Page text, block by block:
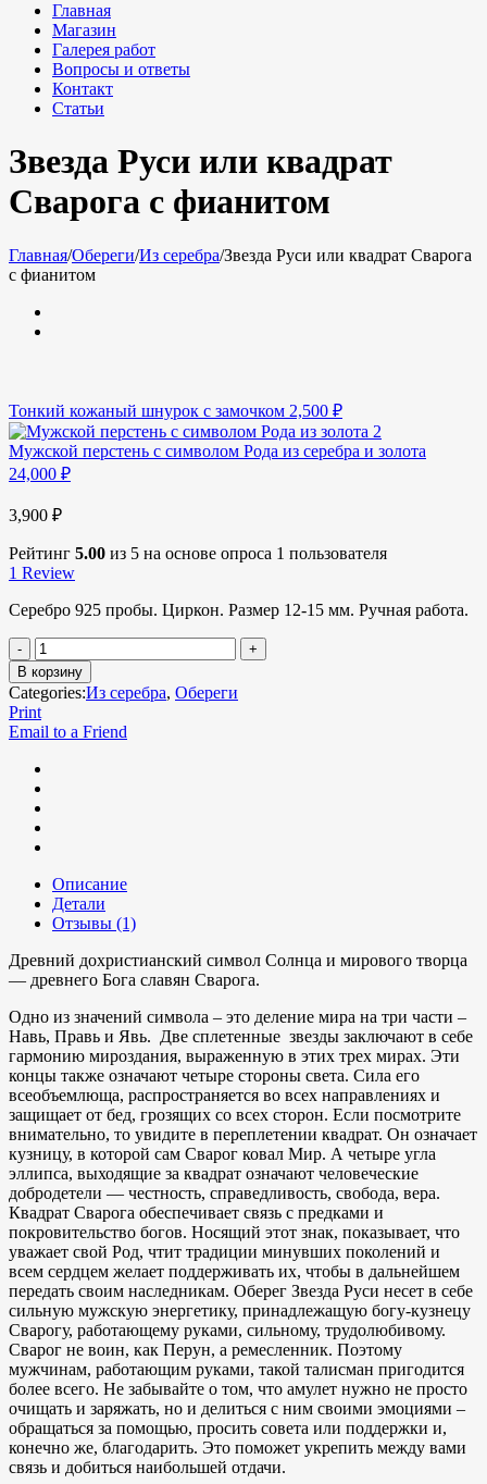
Главная
Магазин
Галерея работ
Вопросы и ответы
Контакт
Статьи
Звезда Руси или квадрат
Сварога с фианитом
Главная/Обереги/Из серебра/Звезда Руси или квадрат Сварога
с фианитом
Тонкий кожаный шнурок с замочком 2,500 ₽
Мужской перстень с символом Рода из серебра и золота
24,000 ₽
3,900 ₽
Рейтинг 5.00 из 5 на основе опроса 1 пользователя
1 Review
Серебро 925 пробы. Циркон. Размер 12-15 мм. Ручная работа.
В корзину
Categories:Из серебра, Обереги
Print
Email to a Friend
Описание
Детали
Отзывы (1)
Древний дохристианский символ Солнца и мирового творца
— древнего Бога славян Сварога.
Одно из значений символа – это деление мира на три части –
Навь, Правь и Явь. Две сплетенные звезды заключают в себе
гармонию мироздания, выраженную в этих трех мирах. Эти
концы также означают четыре стороны света. Сила его
всеобъемлюща, распространяется во всех направлениях и
защищает от бед, грозящих со всех сторон. Если посмотрите
внимательно, то увидите в переплетении квадрат. Он означает
кузницу, в которой сам Сварог ковал Мир. А четыре угла
эллипса, выходящие за квадрат означают человеческие
добродетели — честность, справедливость, свобода, вера.
Квадрат Сварога обеспечивает связь с предками и
покровительство богов. Носящий этот знак, показывает, что
уважает свой Род, чтит традиции минувших поколений и
всем сердцем желает поддерживать их, чтобы в дальнейшем
передать своим наследникам. Оберег Звезда Руси несет в себе
сильную мужскую энергетику, принадлежащую богу-кузнецу
Сварогу, работающему руками, сильному, трудолюбивому.
Сварог не воин, как Перун, а ремесленник. Поэтому
мужчинам, работающим руками, такой талисман пригодится
более всего. Не забывайте о том, что амулет нужно не просто
очищать и заряжать, но и делиться с ним своими эмоциями –
обращаться за помощью, просить совета или поддержки и,
конечно же, благодарить. Это поможет укрепить между вами
связь и добиться наибольшей отдачи.